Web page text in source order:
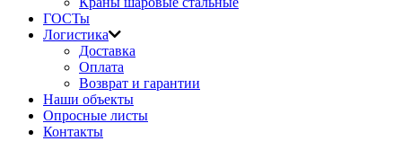
ГОСТы
Логистика
Доставка
Оплата
Возврат и гарантии
Наши объекты
Опросные листы
Контакты